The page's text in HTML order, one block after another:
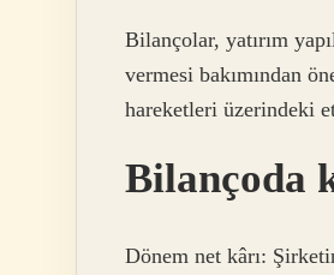
Bilançolar, yatırım
vermesi bakımından
hareketleri üzerindeki
Bilançoda
Dönem net kârı: